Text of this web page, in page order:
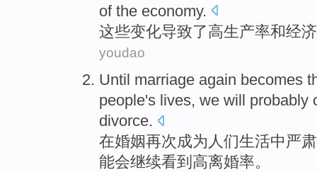
of the economy.
这些变化导致了高生产率和经
youdao
Until marriage again becomes
people's lives, we will probably
divorce.
在婚姻再次成为 人们生活中 严肃
能会继续看到 高离婚率。